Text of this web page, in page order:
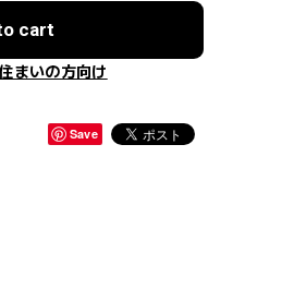
cart
まいの方向け
Save